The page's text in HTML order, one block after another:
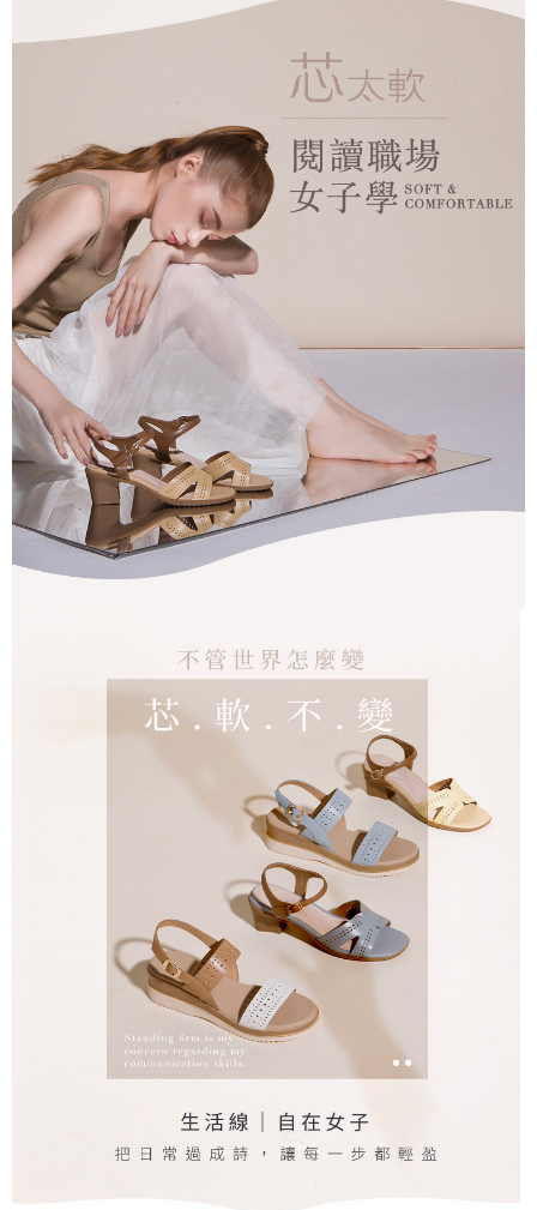
２．訂單成立數日內，您將收到繳費通知簡訊。
３．收到繳費通知簡訊後14天內，點擊此簡訊中的連結，可透過四大超商／
ATM／網路銀行／等多元方式進行付款，方視為交易完成。
※ 請注意：結帳手續完成當下不需立刻繳費，但若您需要取消訂單，請聯絡
購買商品的店家。未經商家同意取消之訂單仍視為有效，需透過AFTEE先享
※ 交易是否成功請以「AFTEE先享後付 」之結帳頁面顯示為準，若有關於
是否繳費成功／繳費後需取消欲退款等相關疑問，請聯繫「AFTEE先享後付
客戶支援中心」
https://netprotections.freshdesk.com/support/home
【注意事項】
１．透過由恩沛科技股份有限公司提供之「AFTEE先享後付」服務完成之交
易，需依本服務之必要範圍內提供個人資料，並將交易相關給付款項請求債
權轉讓予恩沛科技股份有限公司。
２．關於個人資料處理事宜，請瀏覽以下網址：
https://aftee.tw/terms/#terms3
３．未成年的使用者請事先徵得法定代理人或監護人之同意方可使用
「AFTEE先享後付」，若未經同意申辦者引起之損失，本公司不負相關責
任。
４．使用「AFTEE先享後付」時，將依據個別帳號之用戶狀況，依本公司即
時審查核予不同之上限額度；若仍有額度不足之情形，本公司將視審查結果
請求用戶進行身份認證。
５．嚴禁一人註冊多個帳號或使用他人資訊註冊。若發現惡意使用之情形，
恩沛科技股份有限公司將有權停止該用戶之使用額度並採取法律行動。
每筆NT$60，滿NT$990(含以上)免運費
付款後7-11取貨
每筆NT$90
黑貓宅配
每筆NT$90，滿NT$999(含以上)免運費
海外宅配